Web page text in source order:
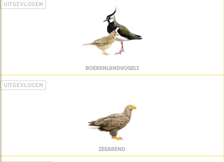
UITGEVLOGEN
BOERENLANDVOGELS
UITGEVLOGEN
ZEEAREND